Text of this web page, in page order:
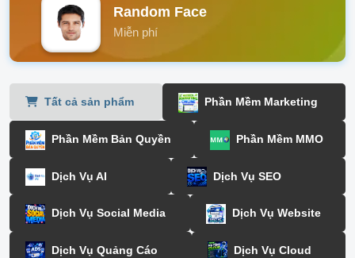
Random Face
Miễn phí
Tất cả sản phẩm Phần Mềm Marketing
Phần Mềm Bản Quyền Phần Mềm MMO
Dịch Vụ AI Dịch Vụ SEO
Dịch Vụ Social Media Dịch Vụ Website
Dịch Vụ Quảng Cáo Dịch Vụ Cloud